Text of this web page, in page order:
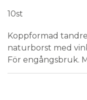
10st
Koppformad
naturborst med
För engångsbruk.